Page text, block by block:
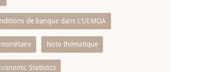
de banque dans L‘UEMOA
Note thématique
Statistics